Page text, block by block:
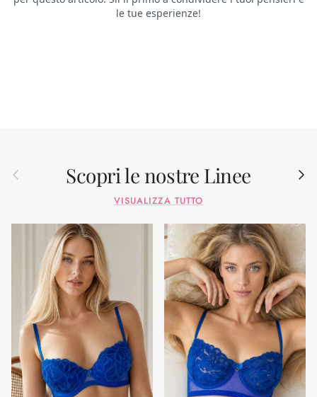
Indietro Scopri le nostre Linee
VISUALIZZA TUTTO